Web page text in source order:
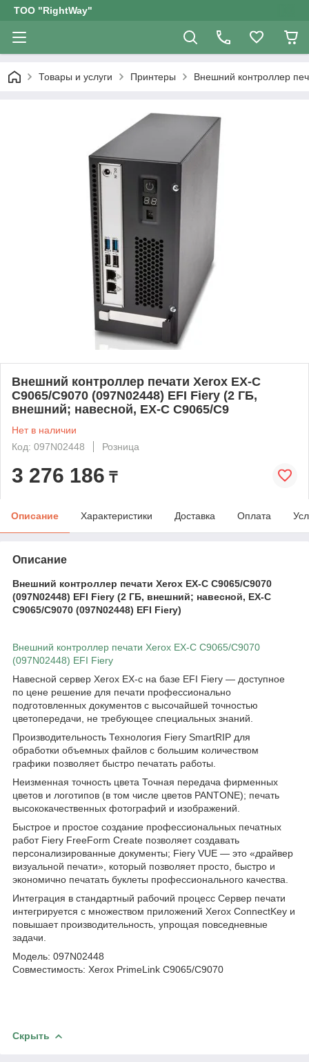
ТОО "RightWay"
Товары и услуги Принтеры Внешний контроллер
Внешний контроллер печати Xerox EX-С
С9065/C9070 (097N02448) EFI Fiery (2 ГБ,
внешний; навесной, EX-С С9065/C9
Нет в наличии
Код: 097N02448
Розница
3 276 186 ₸
Описание Характеристики Доставка Оплата
Описание
Внешний контроллер печати Xerox EX-С С9065/C9070
(097N02448) EFI Fiery (2 ГБ, внешний; навесной, EX-С
С9065/C9070 (097N02448) EFI Fiery)
Внешний контроллер печати Xerox EX-С С9065/C9070
(097N02448) EFI Fiery
Навесной сервер Xerox EX-с на базе EFI Fiery — доступное
по цене решение для печати профессионально
подготовленных документов с высочайшей точностью
цветопередачи, не требующее специальных знаний.
Производительность Технология Fiery SmartRIP для
обработки объемных файлов с большим количеством
графики позволяет быстро печатать работы.
Неизменная точность цвета Точная передача фирменных
цветов и логотипов (в том числе цветов PANTONE); печать
высококачественных фотографий и изображений.
Быстрое и простое создание профессиональных печатных
работ Fiery FreeForm Create позволяет создавать
персонализированные документы; Fiery VUE — это «драйвер
визуальной печати», который позволяет просто, быстро и
экономично печатать буклеты профессионального качества.
Интеграция в стандартный рабочий процесс Сервер печати
интегрируется с множеством приложений Xerox ConnectKey и
повышает производительность, упрощая повседневные
задачи.
Модель: 097N02448
Совместимость: Xerox PrimeLink С9065/C9070
Скрыть